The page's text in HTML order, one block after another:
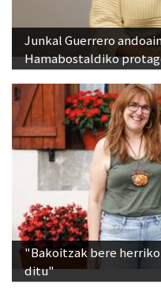
Junkal Guerrero
Hamabostaldiko
"Bakoitzak bere
ditu"